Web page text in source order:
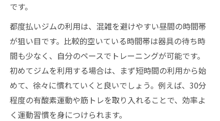
です。
都度払いジムの利用は、混雑を避けやすい昼間の時間帯
が狙い目です。比較的空いている時間帯は器具の待ち時
間も少なく、自分のペースでトレーニングが可能です。
初めてジムを利用する場合は、まず短時間の利用から始
めて、徐々に慣れていくと良いでしょう。例えば、30分
程度の有酸素運動や筋トレを取り入れることで、効率よ
く運動習慣を身につけられます。